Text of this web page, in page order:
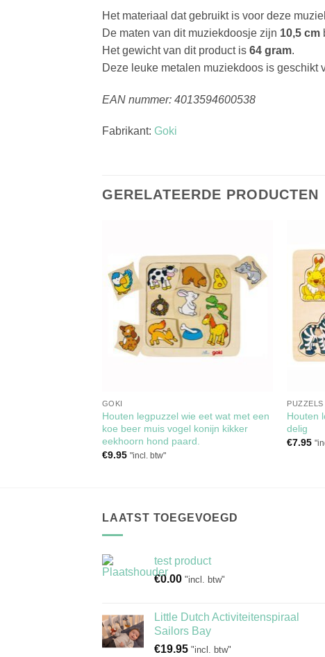
Het materiaal dat gebruikt is voor deze
De maten van dit muziekdoosje zijn 10,5 cm
Het gewicht van dit product is 64 gram.
Deze leuke metalen muziekdoos is geschikt
EAN nummer: 4013594600538
Fabrikant: Goki
GERELATEERDE PRODUCTEN
Toevoegen
aan
verlanglijst
GOKI
Houten legpuzzel wie eet wat met een
koe beer muis vogel konijn kikker
eekhoorn hond paard.
€9.95 "incl. btw"
Houten
delig
€7.95
LAATST TOEGEVOEGD
test product
€0.00 "incl. btw"
Little Dutch Activiteitenspiraal
Sailors Bay
€19.95 "incl. btw"